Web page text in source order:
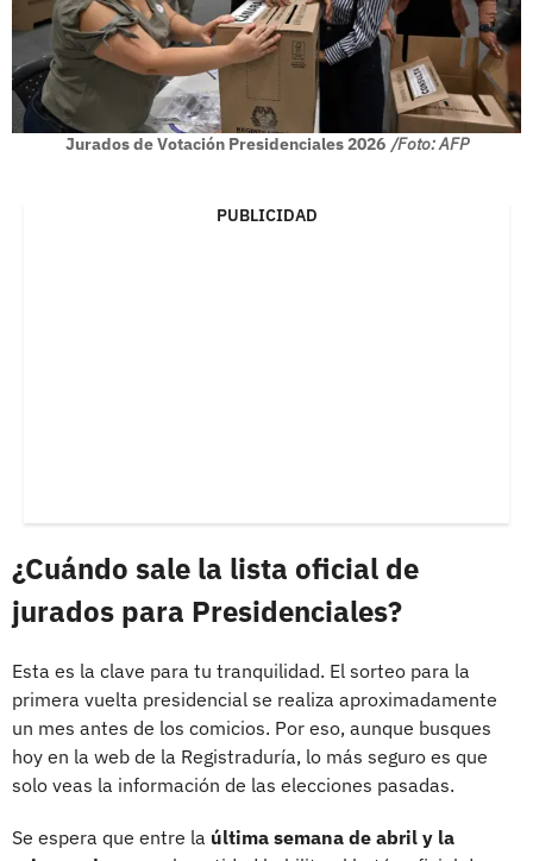
Jurados de Votación Presidenciales 2026 /Foto: AFP
PUBLICIDAD
¿Cuándo sale la lista oficial de
jurados para Presidenciales?
Esta es la clave para tu tranquilidad. El sorteo para la
primera vuelta presidencial se realiza aproximadamente
un mes antes de los comicios. Por eso, aunque busques
hoy en la web de la Registraduría, lo más seguro es que
solo veas la información de las elecciones pasadas.
Se espera que entre la última semana de abril y la